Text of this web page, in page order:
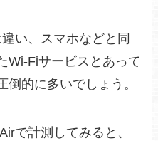
い、スマホなどと同
Wi-Fiサービスとあって
的に多いでしょう。
で計測してみると、